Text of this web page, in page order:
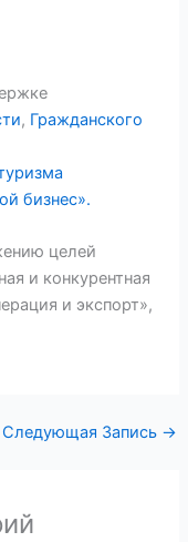
, Гражданского
бизнес».
целей
и конкурентная
и экспорт»,
Следующая Запись →